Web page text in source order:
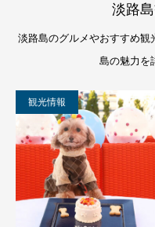
淡路
淡路島のグルメやおすすめ
島の魅力を
観光情報